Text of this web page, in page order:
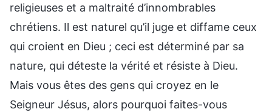
religieuses et a maltraité d’innombrables
chrétiens. Il est naturel qu’il juge et diffame ceux
qui croient en Dieu ; ceci est déterminé par sa
nature, qui déteste la vérité et résiste à Dieu.
Mais vous êtes des gens qui croyez en le
Seigneur Jésus, alors pourquoi faites-vous